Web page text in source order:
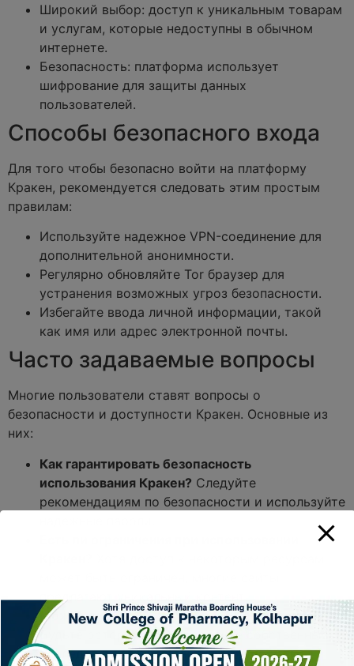
Широкий выбор: доступ к уникальным товарам
и услугам, которые недоступны в обычном
интернете.
Безопасность: платформа использует
шифрование для защиты данных
пользователей.
Способы безопасного входа
Для того чтобы безопасно войти на платформу
Кракен, рекомендуется следовать этим простым
правилам:
Используйте надежное VPN-соединение для
дополнительной анонимности.
Регулярно обновляйте Tor браузер для
устранения возможных угроз безопасности.
Избегайте ввода личной информации, такой
как имя или адрес электронной почты.
Часто задаваемые вопросы
Многие пользователи ставят вопросы о
безопасности и доступности Кракен. Основные из
них:
Как гарантировать безопасность
использования Кракен? Следуйте
рекомендациям по безопасности и используйте
предлагают уникальный контент.
Можно ли доверять ресурсам на Кракен?
Будьте осторожны и проводите собственные
исследования перед тем, как совершать